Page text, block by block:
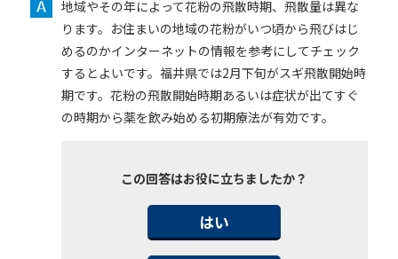
地域やその年によって花粉の飛散時期、飛散量は異な
ります。お住まいの地域の花粉がいつ頃から飛びはじ
めるのかインターネットの情報を参考にしてチェック
するとよいです。福井県では2月下旬がスギ飛散開始時
期です。花粉の飛散開始時期あるいは症状が出てすぐ
の時期から薬を飲み始める初期療法が有効です。
この回答はお役に立ちましたか？
はい